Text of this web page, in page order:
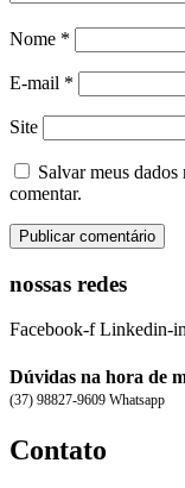
Nome *
E-mail *
Site
Salvar meus
comentar.
nossas redes
Facebook-f Linkedin-in
Dúvidas na hora de
(37) 98827-9609 Whatsapp
Contato